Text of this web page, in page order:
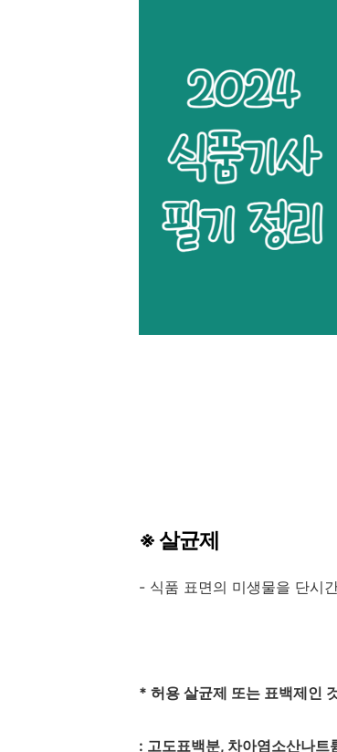
※살균제
- 식품 표면의 미생물을 단시
* 허용 살균제 또는 표백제인
: 고도표백분, 차아염소산나트